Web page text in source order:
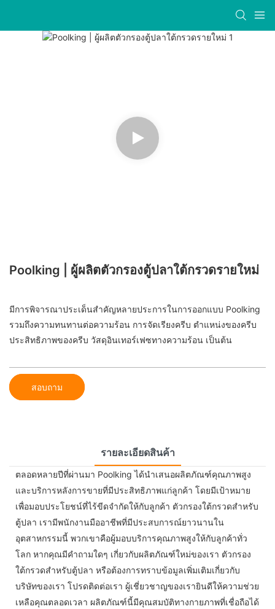
Poolking | ผู้ผลิตตัวกรองตู้ปลาใต้กรวดรายใหม่
มีการพิจารณาประเด็นสำคัญหลายประการในการออกแบบ Poolking
รวมถึงความทนทานต่อความร้อน การจัดเรียงครีบ ตำแหน่งของครีบ
ประสิทธิภาพของครีบ วัสดุอินเทอร์เฟซทางความร้อน เป็นต้น
สอบถาม
รายละเอียดสินค้า
ตลอดหลายปีที่ผ่านมา Poolking ได้นำเสนอผลิตภัณฑ์คุณภาพสูง
และบริการหลังการขายที่มีประสิทธิภาพแก่ลูกค้า โดยมีเป้าหมาย
เพื่อมอบประโยชน์ที่ไร้ขีดจำกัดให้กับลูกค้า ตัวกรองใต้กรวดสำหรับ
ตู้ปลา เรามีพนักงานมืออาชีพที่มีประสบการณ์ยาวนานใน
อุตสาหกรรมนี้ พวกเขาคือผู้มอบบริการคุณภาพสูงให้กับลูกค้าทั่ว
โลก หากคุณมีคำถามใดๆ เกี่ยวกับผลิตภัณฑ์ใหม่ของเรา ตัวกรอง
ใต้กรวดสำหรับตู้ปลา หรือต้องการทราบข้อมูลเพิ่มเติมเกี่ยวกับ
บริษัทของเรา โปรดติดต่อเรา ผู้เชี่ยวชาญของเรายินดีให้ความช่วย
เหลือคุณตลอดเวลา ผลิตภัณฑ์นี้มีคุณสมบัติทางกายภาพที่เชื่อถือได้